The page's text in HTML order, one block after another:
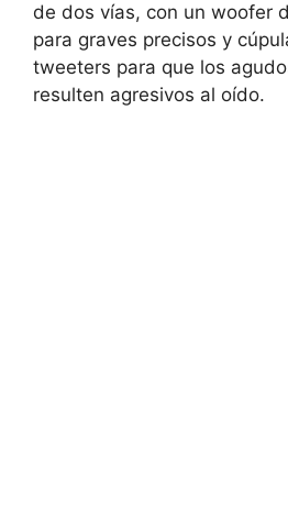
de dos vías, con un woofer
para graves precisos y
tweeters para que los
resulten agresivos al oído.